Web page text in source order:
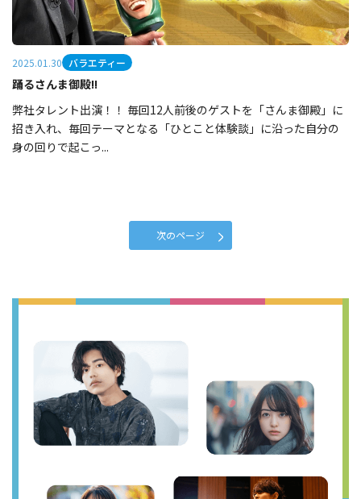
2025.01.30 バラエティー
踊るさんま御殿!!
弊社タレント出演！！ 毎回12人前後のゲストを「さんま御殿」に
招き入れ、毎回テーマとなる「ひとこと体験談」に沿った自分の
身の回りで起こっ...
次のページ